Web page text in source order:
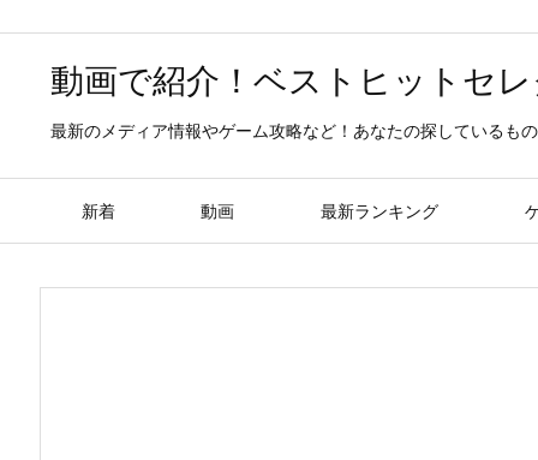
動画で紹介！ベストヒットセ
最新のメディア情報やゲーム攻略など！あなたの探しているも
新着 動画 最新ランキング